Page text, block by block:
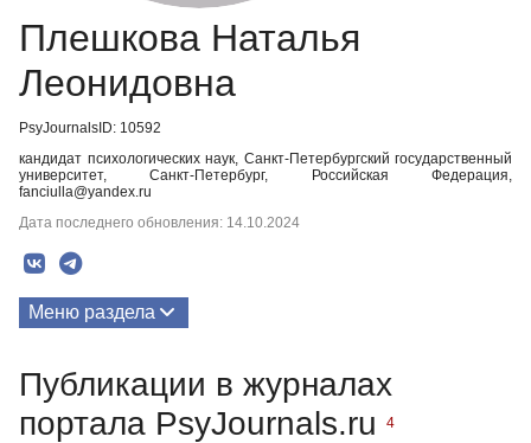
Плешкова Наталья
Леонидовна
PsyJournalsID: 10592
кандидат психологических наук, Санкт-Петербургский государственный
университет, Санкт-Петербург, Российская Федерация,
fanciulla@yandex.ru
Дата последнего обновления: 14.10.2024
Меню раздела
Публикации в журналах
портала PsyJournals.ru
4